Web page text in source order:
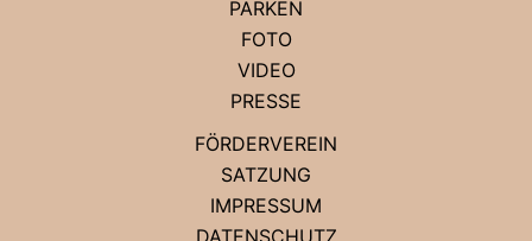
PARKEN
FOTO
VIDEO
PRESSE
FÖRDERVEREIN
SATZUNG
IMPRESSUM
DATENSCHUTZ